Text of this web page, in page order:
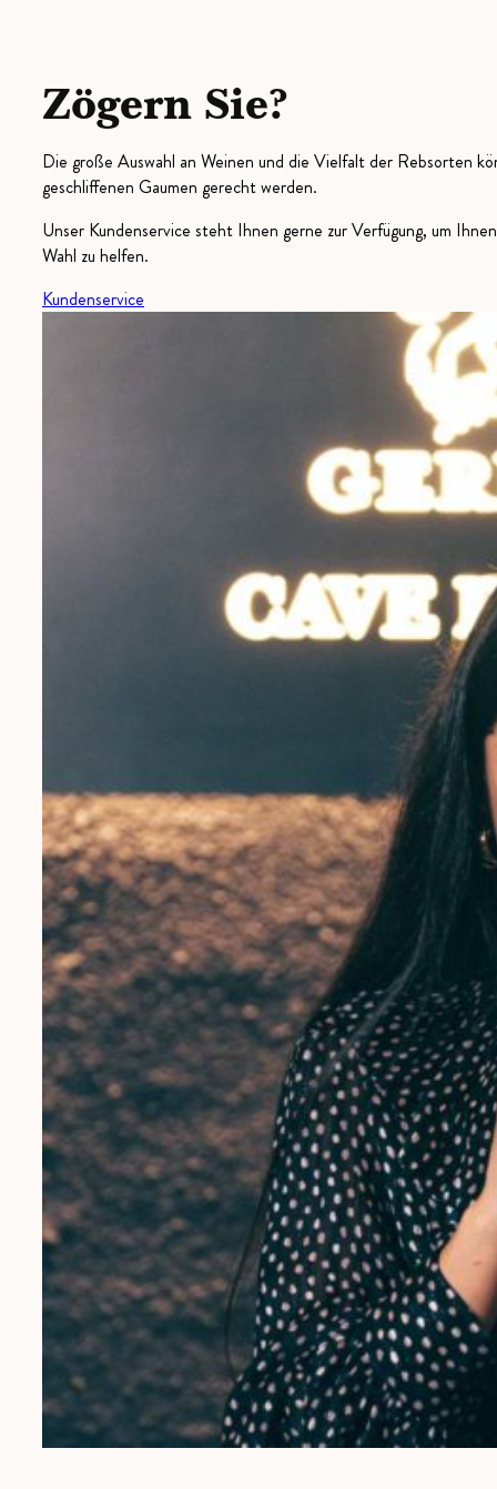
Zögern Sie?
Die große Auswahl an Weinen und die Vielfalt der Rebsorten
geschliffenen Gaumen gerecht werden.
Unser Kundenservice steht Ihnen gerne zur Verfügung, um
Wahl zu helfen.
Kundenservice